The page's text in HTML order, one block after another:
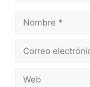
electrónico